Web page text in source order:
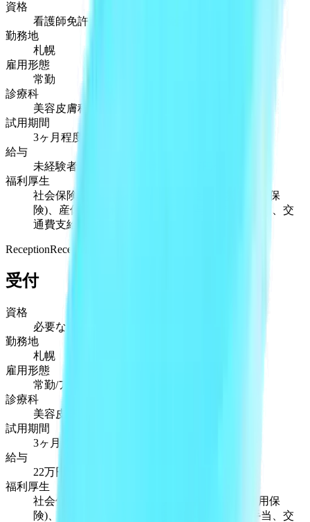
資格
看護師免許または准看護師免許
勤務地
札幌
雇用形態
常勤
診療科
美容皮膚科
試用期間
3ヶ月程度
給与
未経験者：32万円〜 経験者：36万円〜
福利厚生
社会保険完備(健康保険、厚生年金、労災、雇用保
険)、産休/育児休暇あり、制服貸与、時間外手当、交
通費支給(上限2.5万円)
ReceptionReception
受付
資格
必要なし
勤務地
札幌
雇用形態
常勤/アルバイト
診療科
美容皮膚科
試用期間
3ヶ月程度
給与
22万円〜
福利厚生
社会保険完備(健康保険、厚生年金、労災、雇用保
険)、産休/育児休暇あり、制服貸与、時間外手当、交